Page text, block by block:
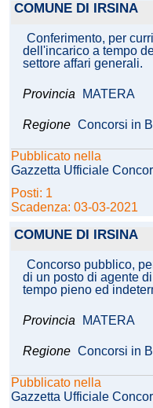
COMUNE DI IRSINA
Conferimento, per
dell'incarico a tempo
settore affari generali.
Provincia MATERA
Regione Concorsi in
Pubblicato nella
Gazzetta Ufficiale
Posti: 1
Scadenza: 03-03-2021
COMUNE DI IRSINA
Concorso pubblico,
di un posto di agente
tempo pieno ed
Provincia MATERA
Regione Concorsi in
Pubblicato nella
Gazzetta Ufficiale